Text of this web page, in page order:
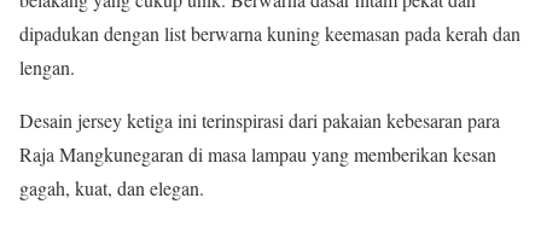
dipadukan dengan list berwarna kuning keemasan pada kerah dan
lengan.
Desain jersey ketiga ini terinspirasi dari pakaian kebesaran para
Raja Mangkunegaran di masa lampau yang memberikan kesan
gagah, kuat, dan elegan.